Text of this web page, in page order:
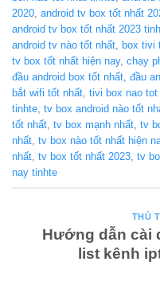
2020 android tv box tốt nhất
android tv box tốt nhất 2023
android tv nào tốt nhất
box tivi
tv box tốt nhất hiện nay, chạy
đầu android box tốt nhất đầu
bắt wifi tốt nhất tivi box nao tot
tinhte tv box android nào tốt
tốt nhất tv box mạnh nhất tv
nhất tv box nào tốt nhất hiện
nhất tv box tốt nhất 2023 tv
nay tinhte
THỦ
Hướng dẫn cài
list kênh